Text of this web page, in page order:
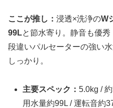
ここが推し： 浸透×洗浄のW
99Lと節水寄り。静音も優秀
段違いパルセーターの強い
しっかり。
主要スペック：5.0kg /
用水量約99L / 運転音約